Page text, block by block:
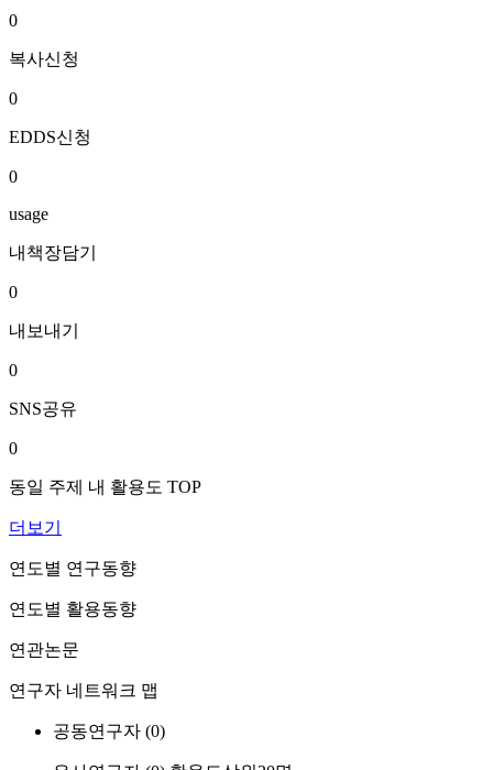
0
복사신청
0
EDDS신청
0
usage
내책장담기
0
내보내기
0
SNS공유
0
동일 주제 내 활용도 TOP
더보기
연도별 연구동향
연도별 활용동향
연관논문
연구자 네트워크 맵
공동연구자 (0)